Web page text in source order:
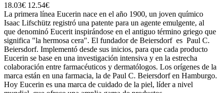
18.03€ 12.54€
La primera línea Eucerin nace en el año 1900, un joven químico
Isaac Lifschütz registró una patente para un agente emulgente, al
que denominó Eucerit inspirándose en el antiguo término griego que
significa "la hermosa cera". El fundador de Beiersdorf es Paul C.
Beiersdorf. Implementó desde sus inicios, para que cada producto
Eucerin se base en una investigación intensiva y en la estrecha
colaboración entre farmacéuticos y dermatólogos. Los orígenes de la
marca están en una farmacia, la de Paul C. Beiersdorf en Hamburgo.
Hoy Eucerin es una marca de cuidado de la piel, líder a nivel